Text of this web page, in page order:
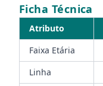
Ficha Técnica
Atributo
Faixa Etária
Linha